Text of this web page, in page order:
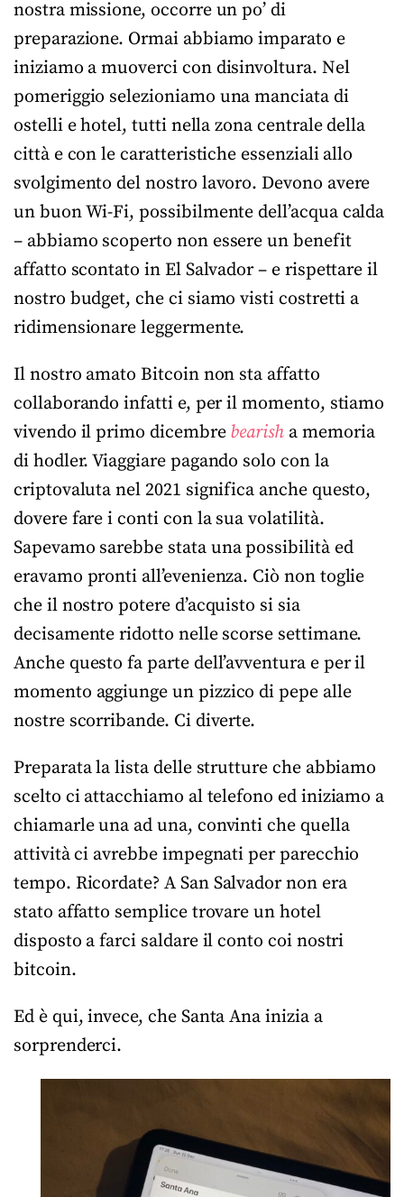
nostra missione, occorre un po’ di
preparazione. Ormai abbiamo imparato e
iniziamo a muoverci con disinvoltura. Nel
pomeriggio selezioniamo una manciata di
ostelli e hotel, tutti nella zona centrale della
città e con le caratteristiche essenziali allo
svolgimento del nostro lavoro. Devono avere
un buon Wi-Fi, possibilmente dell’acqua calda
– abbiamo scoperto non essere un benefit
affatto scontato in El Salvador – e rispettare il
nostro budget, che ci siamo visti costretti a
ridimensionare leggermente.
Il nostro amato Bitcoin non sta affatto
collaborando infatti e, per il momento, stiamo
vivendo il primo dicembre bearish a memoria
di hodler. Viaggiare pagando solo con la
criptovaluta nel 2021 significa anche questo,
dovere fare i conti con la sua volatilità.
Sapevamo sarebbe stata una possibilità ed
eravamo pronti all’evenienza. Ciò non toglie
che il nostro potere d’acquisto si sia
decisamente ridotto nelle scorse settimane.
Anche questo fa parte dell’avventura e per il
momento aggiunge un pizzico di pepe alle
nostre scorribande. Ci diverte.
Preparata la lista delle strutture che abbiamo
scelto ci attacchiamo al telefono ed iniziamo a
chiamarle una ad una, convinti che quella
attività ci avrebbe impegnati per parecchio
tempo. Ricordate? A San Salvador non era
stato affatto semplice trovare un hotel
disposto a farci saldare il conto coi nostri
bitcoin.
Ed è qui, invece, che Santa Ana inizia a
sorprenderci.